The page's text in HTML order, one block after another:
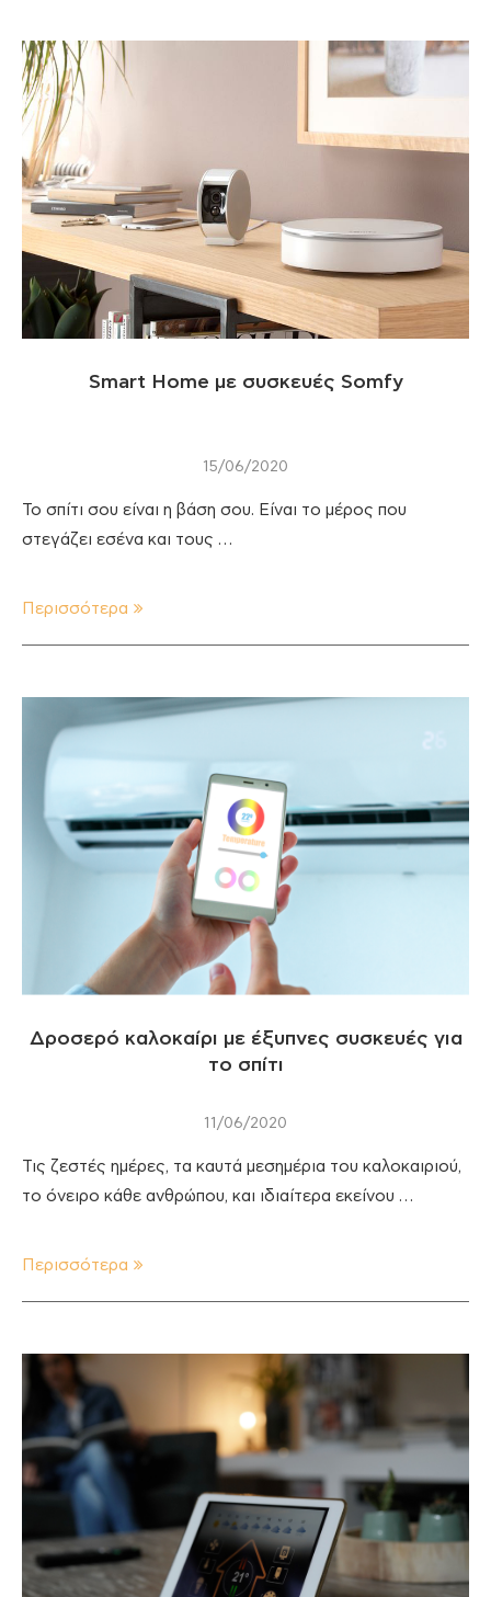
Smart Home με συσκευές Somfy
15/06/2020
Το σπίτι σου είναι η βάση σου. Είναι το μέρος που
στεγάζει εσένα και τους …
Περισσότερα
Δροσερό καλοκαίρι με έξυπνες συσκευές για
το σπίτι
11/06/2020
Τις ζεστές ημέρες, τα καυτά μεσημέρια του καλοκαιριού,
το όνειρο κάθε ανθρώπου, και ιδιαίτερα εκείνου …
Περισσότερα